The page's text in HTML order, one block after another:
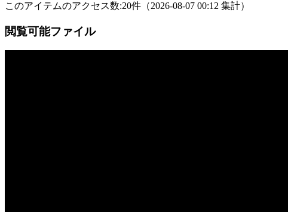
このアイテムのアクセス数:20件 （2026-08-07 00:12 集計）
閲覧可能ファイル